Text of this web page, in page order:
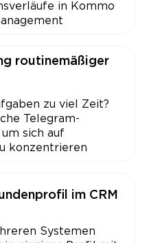
in Kommo
routinemäßiger
zu viel Zeit?
Telegram-
sich auf
konzentrieren
im CRM
Systemen